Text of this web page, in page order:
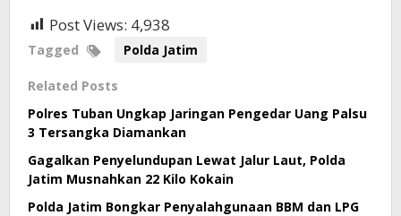
Post Views: 4,938
Tagged Polda Jatim
Related Posts
Polres Tuban Ungkap Jaringan Pengedar Uang Palsu
3 Tersangka Diamankan
Gagalkan Penyelundupan Lewat Jalur Laut, Polda
Jatim Musnahkan 22 Kilo Kokain
Polda Jatim Bongkar Penyalahgunaan BBM dan LPG